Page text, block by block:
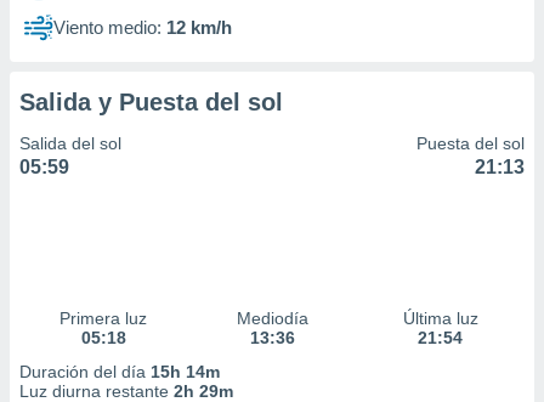
1199
Viento medio: 12 km/h
Salida y Puesta del sol
Salida del sol
05:59
Puesta del sol
21:13
Primera luz
05:18
Mediodía
13:36
Última luz
21:54
Duración del día 15h 14m
Luz diurna restante 2h 29m